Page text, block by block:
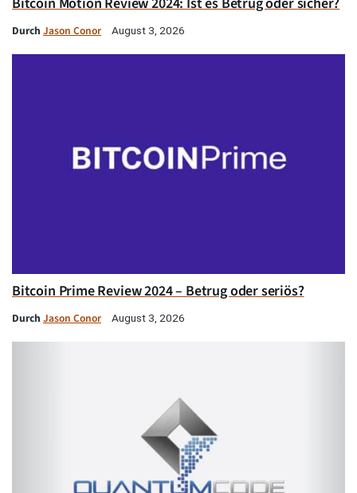
Durch Jason Conor August 3, 2026
Bitcoin Prime Review 2024 – Betrug oder seriös?
Durch Jason Conor August 3, 2026